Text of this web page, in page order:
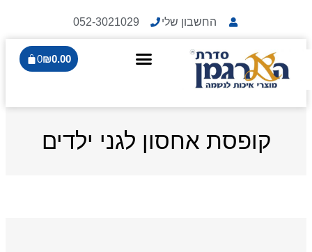
החשבון שלי 052-3021029
₪0.00
0
קופסת אחסון לגני ילדים